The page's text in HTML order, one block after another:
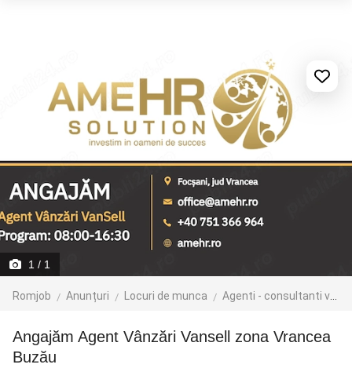
1 / 1
Romjob Anunțuri Locuri de munca Agenti - consultanti vanzari
Angajăm Agent Vânzări Vansell zona Vrancea
Buzău